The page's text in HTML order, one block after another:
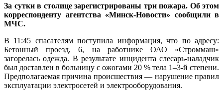
За сутки в столице зарегистрированы три пожара. Об этом
корреспонденту агентства «Минск-Новости» сообщили в
МЧС.
В 11:45 спасателям поступила информация, что по адресу:
Бетонный проезд, 6, на работнике ОАО «Строммаш»
загорелась одежда. В результате инцидента слесарь-наладчик
был доставлен в больницу с ожогами 20 % тела 1–3-й степени.
Предполагаемая причина происшествия — нарушение правил
эксплуатации электросетей и электрооборудования.